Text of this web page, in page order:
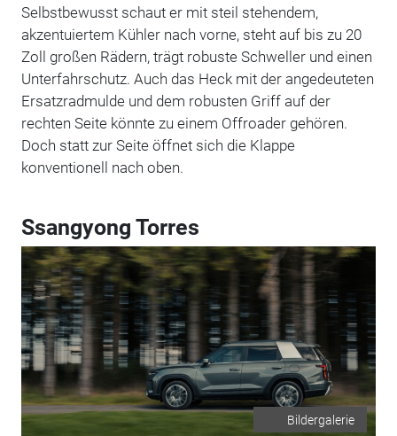
Selbstbewusst schaut er mit steil stehendem,
akzentuiertem Kühler nach vorne, steht auf bis zu 20
Zoll großen Rädern, trägt robuste Schweller und einen
Unterfahrschutz. Auch das Heck mit der angedeuteten
Ersatzradmulde und dem robusten Griff auf der
rechten Seite könnte zu einem Offroader gehören.
Doch statt zur Seite öffnet sich die Klappe
konventionell nach oben.
Ssangyong Torres
Bildergalerie